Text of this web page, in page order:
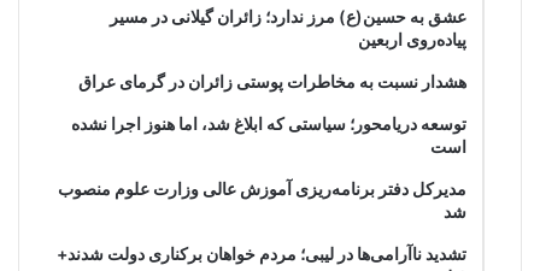
عشق به حسین(ع) مرز ندارد؛ زائران گیلانی در مسیر
پیاده‌روی اربعین
هشدار نسبت به مخاطرات پوستی زائران در گرمای عراق
توسعه دریامحور؛ سیاستی که ابلاغ شد، اما هنوز اجرا نشده
است
مدیرکل دفتر برنامه‌ریزی آموزش عالی وزارت علوم منصوب
شد
تشدید ناآرامی‌ها در لیبی؛ مردم خواهان برکناری دولت شدند+